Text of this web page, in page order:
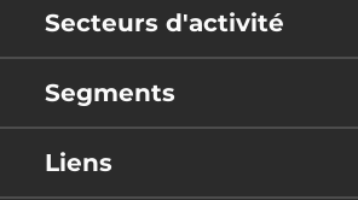
Secteurs d'activité
Segments
Liens